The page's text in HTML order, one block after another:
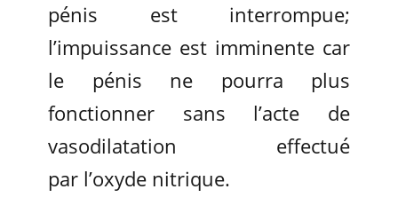
pénis est interrompue;
l’impuissance est imminente car
le pénis ne pourra plus
fonctionner sans l’acte de
vasodilatation effectué
par l’oxyde nitrique.